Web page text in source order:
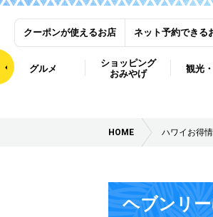
クーポンが使えるお店 ネット予約できる
グルメ
ショッピング
おみやげ
観光
HOME ハワイお得
ヘブンリ